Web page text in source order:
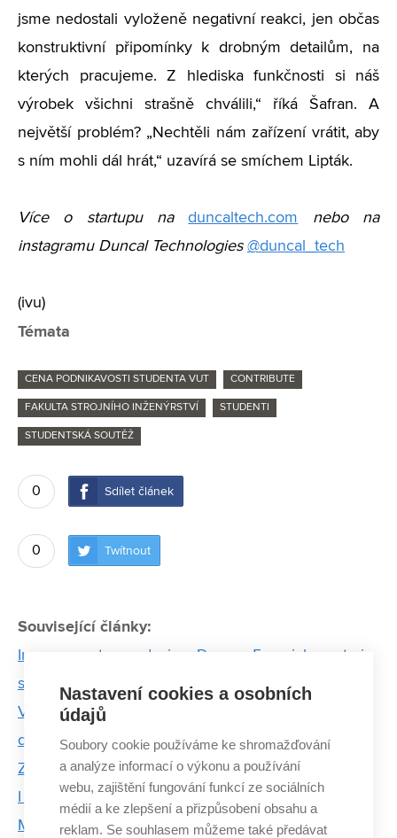
jsme nedostali vyloženě negativní reakci, jen občas
konstruktivní připomínky k drobným detailům, na
kterých pracujeme. Z hlediska funkčnosti si náš
výrobek všichni strašně chválili,“ říká Šafran. A
největší problém? „Nechtěli nám zařízení vrátit, aby
s ním mohli dál hrát,“ uzavírá se smíchem Lipták.
Více o startupu naduncaltech.com nebo na
instagramu Duncal Technologies @duncal_tech
(ivu)
Témata
CENA PODNIKAVOSTI STUDENTA VUT CONTRIBUTE
FAKULTA STROJNÍHO INŽENÝRSTVÍ STUDENTI
STUDENTSKÁ SOUTĚŽ
0 Sdílet článek
0 Twítnout
Související články:
Inovace motoru a design. Dragon 5 zaujal porotu i
soupeře
VUT v Brně vychovává kvalitní designéry. Talent
designu 2014 to opět prokázal
Zapojit zahraniční studenty a získat více pravomocí.
I to jsou ambice kandidátů na Krále a Královnu
Majálesu
Nastavení cookies a osobních
údajů
Soubory cookie používáme ke shromažďování
a analýze informací o výkonu a používání
webu, zajištění fungování funkcí ze sociálních
médií a ke zlepšení a přizpůsobení obsahu a
reklam. Se souhlasem můžeme také předávat